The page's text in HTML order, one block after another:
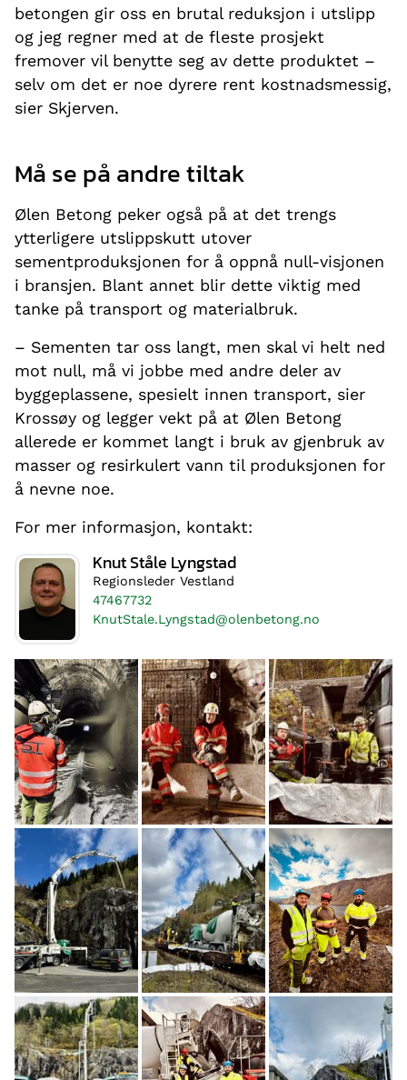
betongen gir oss en brutal reduksjon i utslipp
og jeg regner med at de fleste prosjekt
fremover vil benytte seg av dette produktet –
selv om det er noe dyrere rent kostnadsmessig,
sier Skjerven.
Må se på andre tiltak
Ølen Betong peker også på at det trengs
ytterligere utslippskutt utover
sementproduksjonen for å oppnå null-visjonen
i bransjen. Blant annet blir dette viktig med
tanke på transport og materialbruk.
– Sementen tar oss langt, men skal vi helt ned
mot null, må vi jobbe med andre deler av
byggeplassene, spesielt innen transport, sier
Krossøy og legger vekt på at Ølen Betong
allerede er kommet langt i bruk av gjenbruk av
masser og resirkulert vann til produksjonen for
å nevne noe.
For mer informasjon, kontakt:
Knut Ståle Lyngstad
Regionsleder Vestland
47467732
KnutStale.Lyngstad@olenbetong.no